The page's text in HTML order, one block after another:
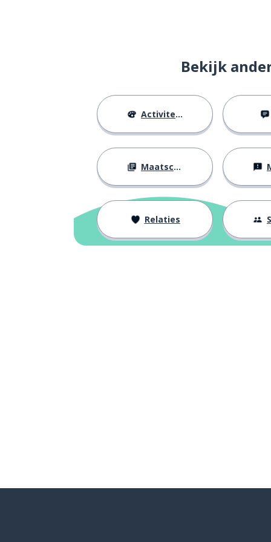
Bekijk
Activiteiten
Maatschappij
Relaties